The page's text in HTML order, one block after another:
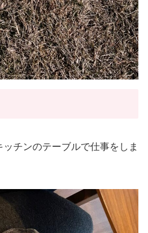
チンのテーブルで仕事をしま